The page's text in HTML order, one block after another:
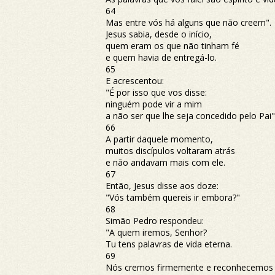
64
Mas entre vós há alguns que não creem".
Jesus sabia, desde o início,
quem eram os que não tinham fé
e quem havia de entregá-lo.
65
E acrescentou:
"É por isso que vos disse:
ninguém pode vir a mim
a não ser que lhe seja concedido pelo
66
A partir daquele momento,
muitos discípulos voltaram atrás
e não andavam mais com ele.
67
Então, Jesus disse aos doze:
"Vós também quereis ir embora?"
68
Simão Pedro respondeu:
"A quem iremos, Senhor?
Tu tens palavras de vida eterna.
69
Nós cremos firmemente e reconhecemos